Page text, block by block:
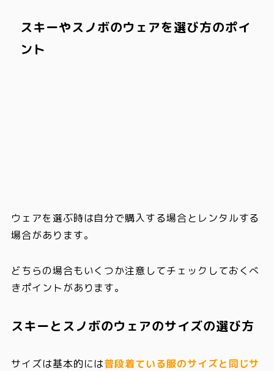
スキーやスノボのウェアを選び方のポイ
ント
ウェアを選ぶ時は自分で購入する場合とレンタルする
場合があります。
どちらの場合もいくつか注意してチェックしておくべ
きポイントがあります。
スキーとスノボのウェアのサイズの選び方
サイズは基本的には普段着ている服のサイズと同じサ